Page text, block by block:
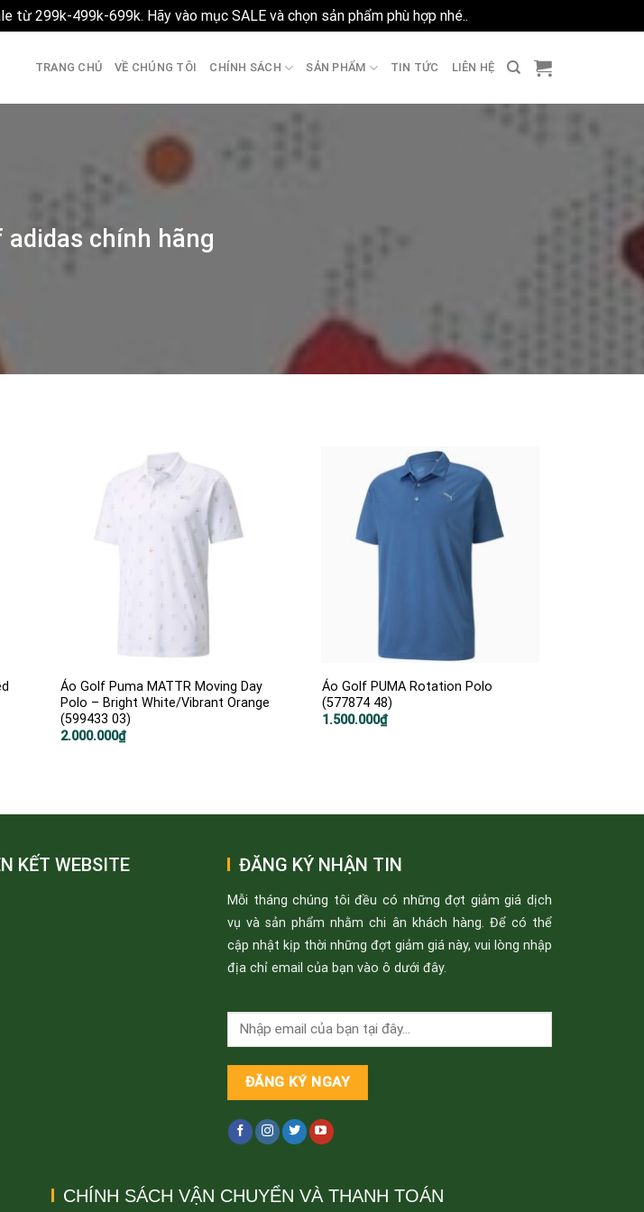
từ 299k-499k-699k. Hãy vào mục SALE và chọn sản phẩm phù hợp nhé..
TRANG CHỦ VỀ CHÚNG TÔI CHÍNH SÁCH SẢN PHẨM TIN TỨC LIÊN HỆ
chính hãng
Áo Golf Puma MATTR Moving Day
Polo – Bright White/Vibrant Orange
(599433 03)
2.000.000₫
Áo Golf PUMA Rotation Polo
(577874 48)
1.500.000₫
KẾT WEBSITE ĐĂNG KÝ NHẬN TIN
Mỗi tháng chúng tôi đều có những đợt giảm giá dịch
vụ và sản phẩm nhằm chi ân khách hàng. Để có thể
cập nhật kịp thời những đợt giảm giá này, vui lòng nhập
địa chỉ email của bạn vào ô dưới đây.
CHÍNH SÁCH VẬN CHUYỂN VÀ THANH TOÁN